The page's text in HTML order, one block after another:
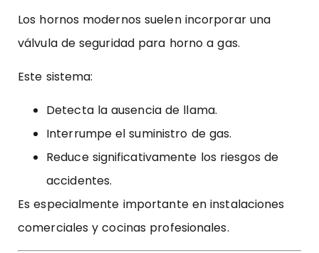
Los hornos modernos suelen incorporar una
válvula de seguridad para horno a gas.
Este sistema:
Detecta la ausencia de llama.
Interrumpe el suministro de gas.
Reduce significativamente los riesgos de
accidentes.
Es especialmente importante en instalaciones
comerciales y cocinas profesionales.